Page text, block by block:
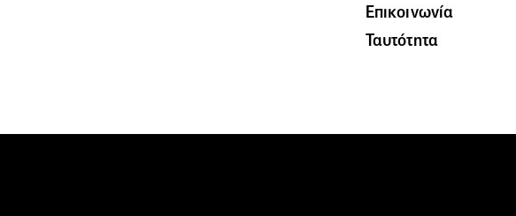
Επικοινωνία
Ταυτότητα